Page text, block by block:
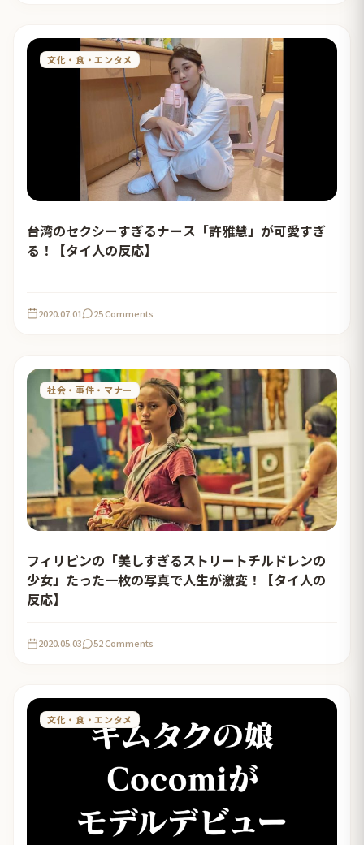
文化・食・エンタメ
台湾のセクシーすぎるナース「許雅慧」が可愛すぎ
る！【タイ人の反応】
2020.07.01 25 Comments
社会・事件・マナー
フィリピンの「美しすぎるストリートチルドレンの
少女」たった一枚の写真で人生が激変！【タイ人の
反応】
2020.05.03 52 Comments
文化・食・エンタメ